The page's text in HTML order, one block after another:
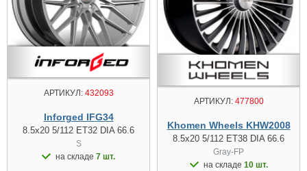
АРТИКУЛ:432093
Inforged IFG34
8.5x20 5/112 ET32 DIA 66.6
S
на складе 7 шт.
АРТИКУЛ:477800
Khomen Wheels KHW2008
8.5x20 5/112 ET38 DIA 66.6
Gray-FP
на складе 10 шт.